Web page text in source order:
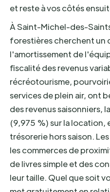
et reste à vos côtés
À Saint-Michel-des-
forestières cherchent un
l'amortissement de
fiscalité des revenus
récréotourisme,
services de plein air, ont
des revenus saisonniers,
(9,975 %) sur la location,
trésorerie hors saison.
les commerces de
de livres simple et des
leur taille. Quel que soit